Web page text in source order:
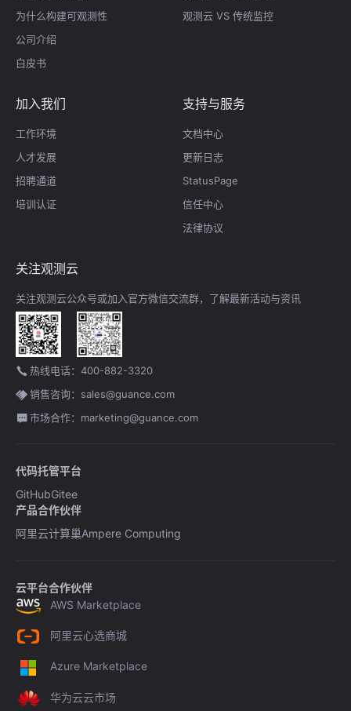
为什么构建可观测性
公司介绍
白皮书
观测云 VS 传统监控
加入我们
工作环境
人才发展
招聘通道
培训认证
支持与服务
文档中心
更新日志
StatusPage
信任中心
法律协议
关注观测云
关注观测云公众号或加入官方微信交流群，了解最新活动与资讯
热线电话：400-882-3320
销售咨询：sales@guance.com
市场合作：marketing@guance.com
代码托管平台
GitHubGitee
产品合作伙伴
阿里云计算巢Ampere Computing
云平台合作伙伴
AWS Marketplace
阿里云心选商城
Azure Marketplace
华为云云市场